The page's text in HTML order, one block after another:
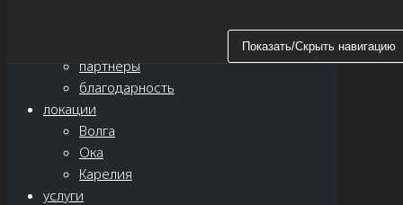
Показать/Скрыть навигацию
партнёры
благодарность
локации
Волга
Ока
Карелия
услуги